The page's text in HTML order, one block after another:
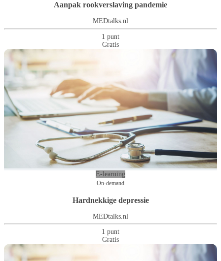
Aanpak rookverslaving pandemie
MEDtalks.nl
1 punt
Gratis
E-learning
On-demand
Hardnekkige depressie
MEDtalks.nl
1 punt
Gratis